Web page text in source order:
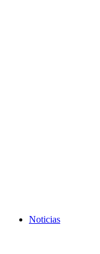
Noticias